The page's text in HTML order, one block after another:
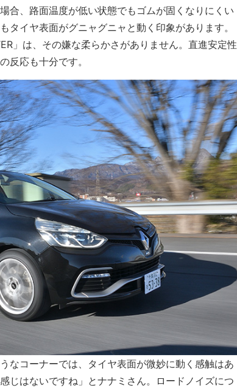
合、路面温度が低い状態でもゴムが固くなりにくい
タイヤ表面がグニャグニャと動く印象があります。
」は、その嫌な柔らかさがありません。直進安定性
反応も十分です。
なコーナーでは、タイヤ表面が微妙に動く感触はあ
じはないですね」とナナミさん。ロードノイズにつ